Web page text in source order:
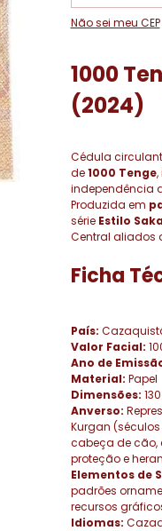
Não sei meu CEP
1000
(2024)
Cédula
de1000 Tenge,
independência
Produzida em
série Estilo Saka
Central aliados
Ficha
País:
Valor Facial:
Ano de
Material: Papel
Dimensões:
Anverso:
Kurgan
cabeça de cão,
proteção e
Elementos de
padrões
recursos
Idiomas: